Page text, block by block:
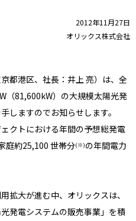
2012年11月27日
オリックス株式会社
都港区、社長：井上 亮）は、全
（81,600kW）の大規模太陽光発
しますのでお知らせします。
クトにおける年間の予想総発電
庭約25,100 世帯分(※)の年間電力
拡大が進む中、オリックスは、
発電システムの販売事業」を積